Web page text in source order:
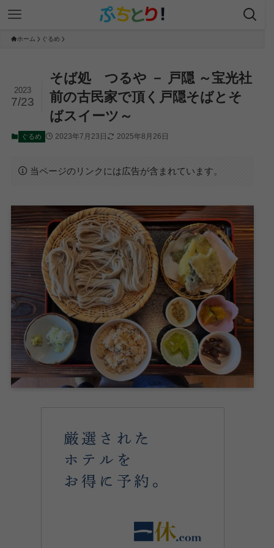
ホーム ぐるめ
そば処 つるや － 戸隠 ～宝光社
前の古民家で頂く戸隠そばとそ
ばスイーツ～
2023
7/23
ぐるめ 2023年7月23日 2025年8月26日
当ページのリンクには広告が含まれています。